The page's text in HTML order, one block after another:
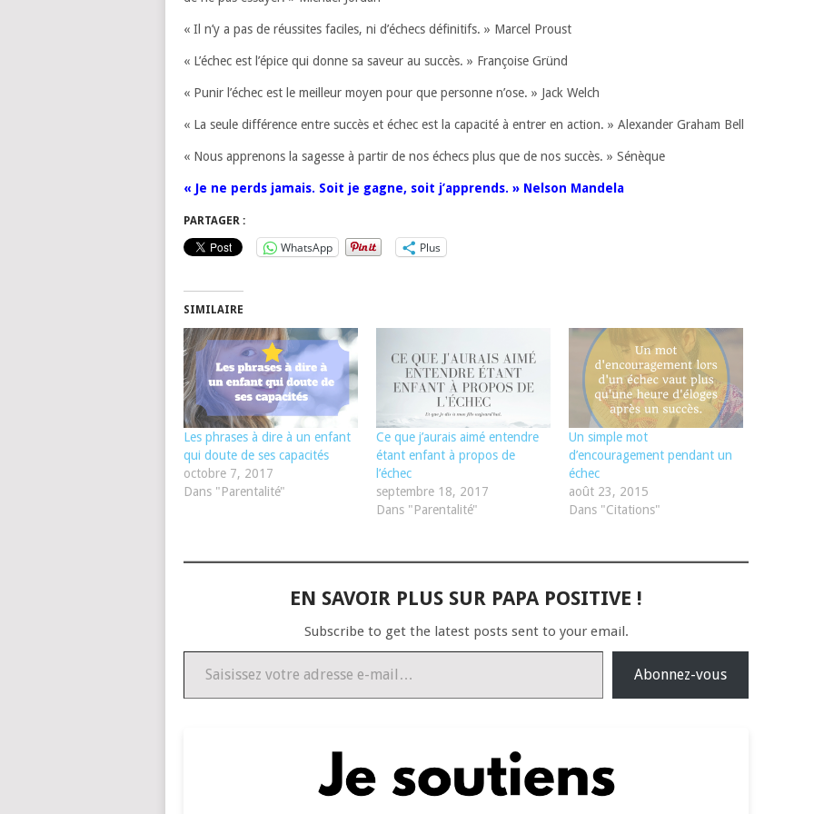
« Il n’y a pas de réussites faciles, ni d’échecs définitifs. » Marcel Proust
« L’échec est l’épice qui donne sa saveur au succès. » Françoise Gründ
« Punir l’échec est le meilleur moyen pour que personne n’ose. » Jack Welch
« La seule différence entre succès et échec est la capacité à entrer en action. » Alexander Graham Bell
« Nous apprenons la sagesse à partir de nos échecs plus que de nos succès. » Sénèque
« Je ne perds jamais. Soit je gagne, soit j’apprends. » Nelson Mandela
PARTAGER :
WhatsApp Plus
SIMILAIRE
Les phrases à dire à un enfant
qui doute de ses capacités
octobre 7, 2017
Dans "Parentalité"
Ce que j’aurais aimé entendre
étant enfant à propos de
l’échec
septembre 18, 2017
Dans "Parentalité"
Un simple mot
d’encouragement pendant un
échec
août 23, 2015
Dans "Citations"
EN SAVOIR PLUS SUR PAPA POSITIVE !
Subscribe to get the latest posts sent to your email.
Saisissez votre adresse e-mail…
Abonnez-vous